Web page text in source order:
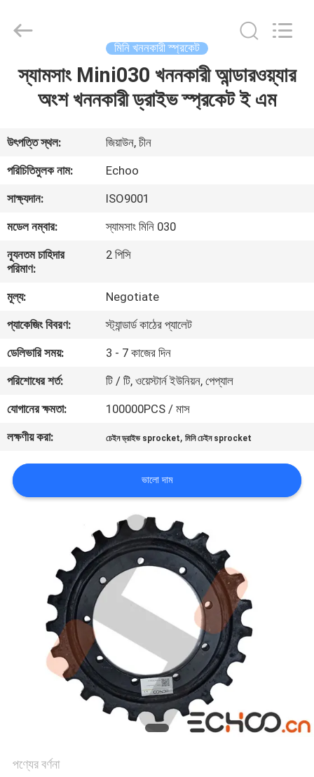
বাড়ি
আমাদের
সম্পর্কে
কারখানা
ভ্রমণ
মান
নিয়ন্ত্রণ
খবর
উদ্ধৃতির
জন্য
আবেদন
PRIVACY
POLICY
Corporation.
মিনি খননকারী স্প্রকেট
স্যামসাং Mini030 খননকারী আন্ডারওয়্যার
অংশ খননকারী ড্রাইভ স্প্রকেট ই এম
উৎপত্তি স্থল:
জিয়াউন, চীন
পরিচিতিমুলক নাম:
Echoo
সাক্ষ্যদান:
ISO9001
মডেল নম্বার:
স্যামসাং মিনি 030
ন্যূনতম চাহিদার
পরিমাণ:
2 পিসি
মূল্য:
Negotiate
প্যাকেজিং বিবরণ:
স্ট্যান্ডার্ড কাঠের প্যালেট
ডেলিভারি সময়:
3 - 7 কাজের দিন
পরিশোধের শর্ত:
টি / টি, ওয়েস্টার্ন ইউনিয়ন, পেপ্যাল
যোগানের ক্ষমতা:
100000PCS / মাস
লক্ষণীয় করা:
চেইন ড্রাইভ sprocket,মিনি চেইন sprocket
ভালো দাম
পণ্যের বর্ণনা